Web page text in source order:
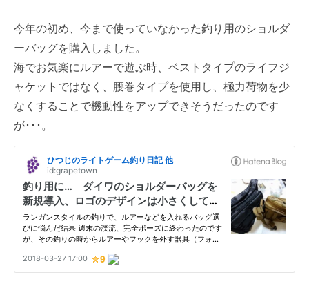
今年の初め、今まで使っていなかった釣り用のショルダ
ーバッグを購入しました。
海でお気楽にルアーで遊ぶ時、ベストタイプのライフジ
ャケットではなく、腰巻タイプを使用し、極力荷物を少
なくすることで機動性をアップできそうだったのです
が･･･。